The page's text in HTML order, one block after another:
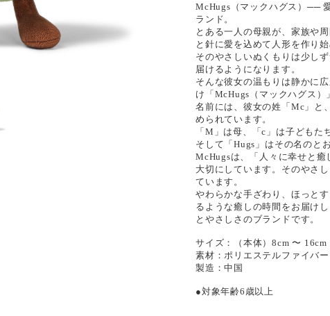
McHugs（マックハグス）──
ランド。
とある一人の母親が、家族や
と針に愛を込めて人形を作り始
そのやさしいぬくもりは少し
届けるようになります。
そんな彼女の温もりは静かに
け「McHugs（マックハグス）
名前には、彼女の姓「Mc」と
められています。
「M」は母、「c」は子どもた
そして「Hugs」はその名のと
McHugsは、「人々に幸せと
大切にしています。そのやさ
ています。
やわらかな手ざわり、ほっと
るような癒しの時間をお届け
とやさしさのブランドです。
サイズ：（本体）8cm 〜
素材：ポリエステルファイバ
製造：中国
●対象年齢6歳以上